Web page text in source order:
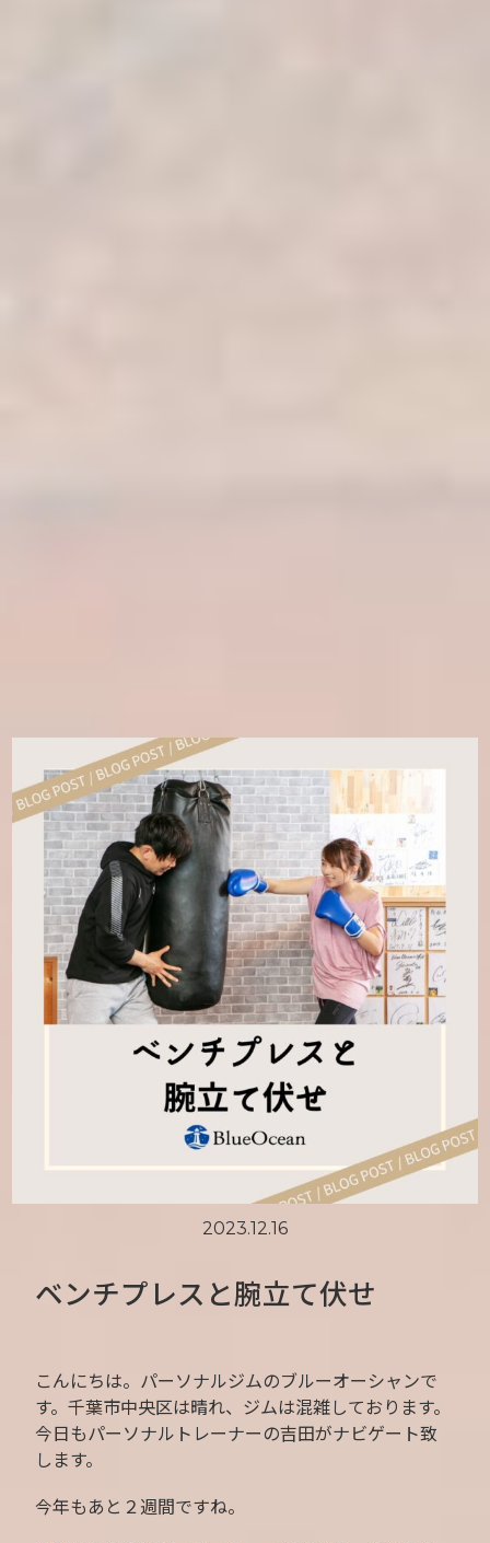
2023.12.16
ベンチプレスと腕立て伏せ
こんにちは。パーソナルジムのブルーオーシャンで
す。千葉市中央区は晴れ、ジムは混雑しております。
今日もパーソナルトレーナーの吉田がナビゲート致
します。
今年もあと２週間ですね。